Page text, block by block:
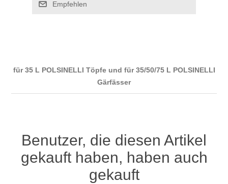
für 35 L POLSINELLI Töpfe und für 35/50/75 L POLSINELLI
Gärfässer
Benutzer, die diesen Artikel
gekauft haben, haben auch
gekauft